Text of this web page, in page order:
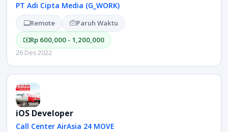
PT Adi Cipta Media (G_WORK)
Remote
Paruh Waktu
Rp 600,000 - 1,200,000
26 Des 2022
iOS Developer
Call Center AirAsia 24 MOVE